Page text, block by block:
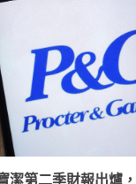
潔第二季財報出爐